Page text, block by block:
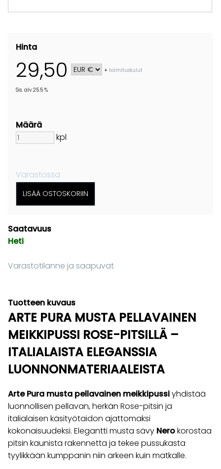
Hinta
29,50 +toimituskulut
Sis. alv 25.5 %
Määrä
kpl
Varastossa
Saatavuus
Heti
Varastotilanne ja saapuvat
Tuotteen kuvaus
ARTE PURA MUSTA PELLAVAINEN
MEIKKIPUSSI ROSE-PITSILLÄ –
ITALIALAISTA ELEGANSSIA
LUONNONMATERIAALEISTA
Arte Pura musta pellavainen meikkipussiyhdistää
luonnollisen pellavan, herkän Rose-pitsin ja
italialaisen käsityötaidon ajattomaksi
kokonaisuudeksi. Elegantti musta sävy Nerokorostaa
pitsin kaunista rakennetta ja tekee pussukasta
tyylikkään kumppanin niin arkeen kuin matkalle.